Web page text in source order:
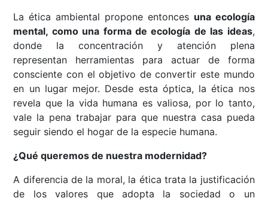
La ética ambiental propone entonces una ecología
mental, como una forma de ecología de las ideas,
donde la concentración y atención plena
representan herramientas para actuar de forma
consciente con el objetivo de convertir este mundo
en un lugar mejor. Desde esta óptica, la ética nos
revela que la vida humana es valiosa, por lo tanto,
vale la pena trabajar para que nuestra casa pueda
seguir siendo el hogar de la especie humana.
¿Qué queremos de nuestra modernidad?
A diferencia de la moral, la ética trata la justificación
de los valores que adopta la sociedad o un